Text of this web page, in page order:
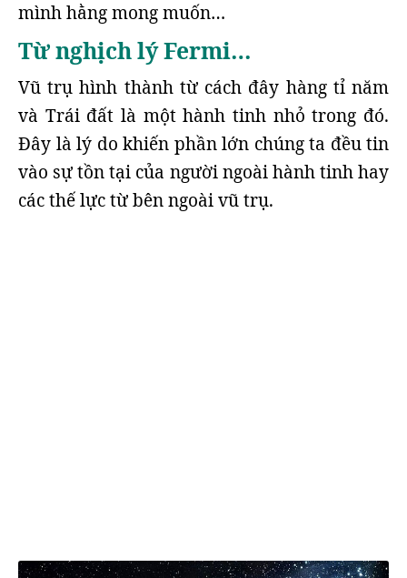
mình hằng mong muốn…
Từ nghịch lý Fermi…
Vũ trụ hình thành từ cách đây hàng tỉ năm
và Trái đất là một hành tinh nhỏ trong đó.
Đây là lý do khiến phần lớn chúng ta đều tin
vào sự tồn tại của người ngoài hành tinh hay
các thế lực từ bên ngoài vũ trụ.